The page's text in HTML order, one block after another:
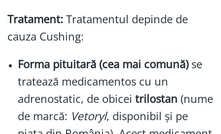
Tratament: Tratamentul depinde de
cauza Cushing:
Forma pituitară (cea mai comună)se
tratează medicamentos cu un
adrenostatic, de obicei trilostan (nume
de marcă: Vetoryl, disponibil și pe